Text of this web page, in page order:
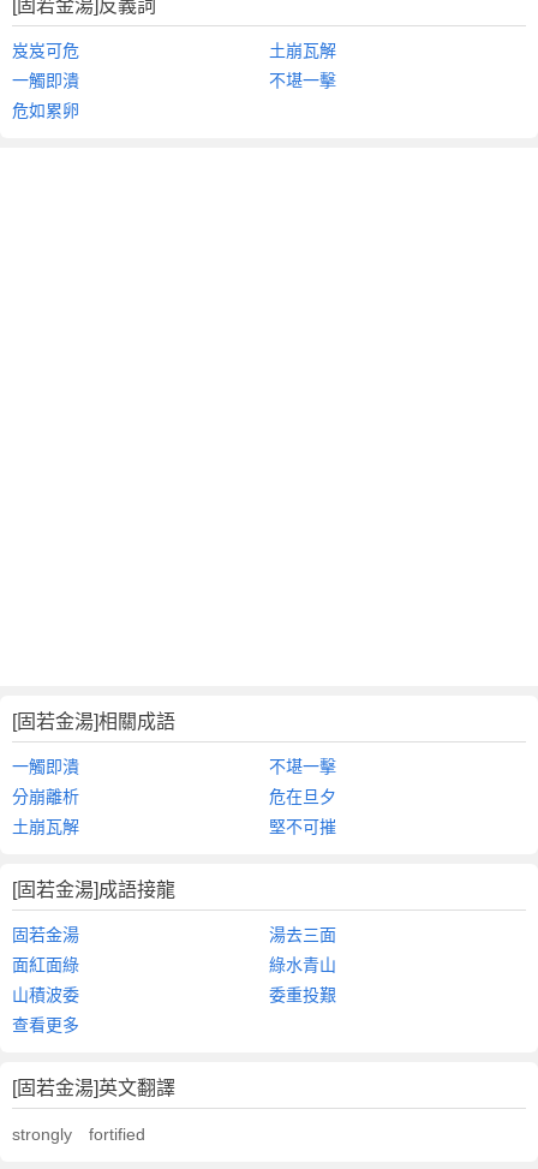
[固若金湯]反義詞
岌岌可危
土崩瓦解
一觸即潰
不堪一擊
危如累卵
[固若金湯]相關成語
一觸即潰
不堪一擊
分崩離析
危在旦夕
土崩瓦解
堅不可摧
[固若金湯]成語接龍
固若金湯
湯去三面
面紅面綠
綠水青山
山積波委
委重投艱
查看更多
[固若金湯]英文翻譯
strongly fortified